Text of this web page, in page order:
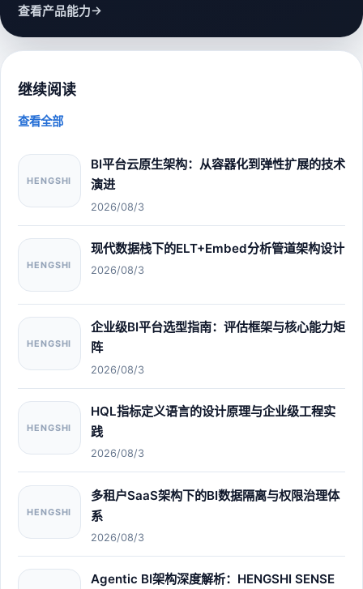
查看产品能力→
继续阅读
查看全部
HENGSHI
BI平台云原生架构：从容器化到弹性扩展的技术
演进
2026/08/3
HENGSHI
现代数据栈下的ELT+Embed分析管道架构设计
2026/08/3
HENGSHI
企业级BI平台选型指南：评估框架与核心能力矩
阵
2026/08/3
HENGSHI
HQL指标定义语言的设计原理与企业级工程实
践
2026/08/3
HENGSHI
多租户SaaS架构下的BI数据隔离与权限治理体
系
2026/08/3
Agentic BI架构深度解析：HENGSHI SENSE